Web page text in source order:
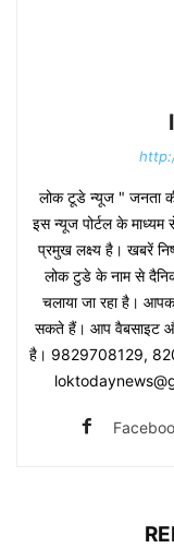
लोक टूडे न्यूज " जनता
इस न्यूज पोर्टल के माध्यम
प्रमुख लक्ष्य है। खबरें
लोक टुडे के नाम से
चलाया जा रहा है।
सकते हैं। आप वैबसाइट
है। 9829708129,